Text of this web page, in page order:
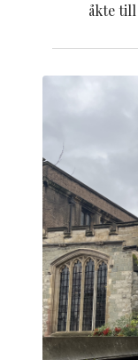
åkte